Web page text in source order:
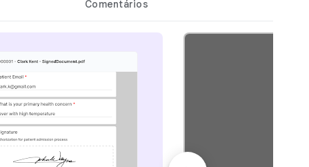
Comentários